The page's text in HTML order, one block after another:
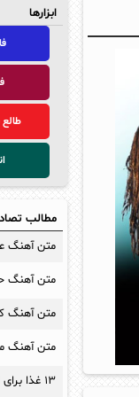
ابزارها
طالع
مطالب
متن آهنگ
متن آهنگ
متن آهنگ
متن آهنگ
۱۳ غذا برای افزایش شیر مادر در دوران شیردهی